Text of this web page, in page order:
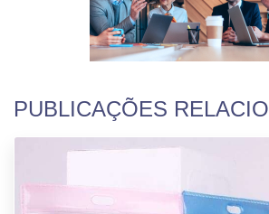
PUBLICAÇÕES